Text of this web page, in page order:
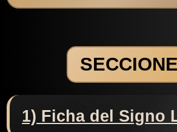
1) Ficha del Signo